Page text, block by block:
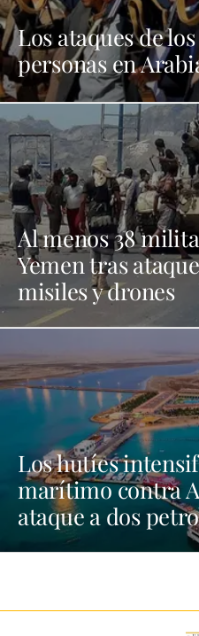
Los ataques de
personas en
Al menos 38
Yemen tras
misiles y drones
Los hutíes
marítimo contra
ataque a dos